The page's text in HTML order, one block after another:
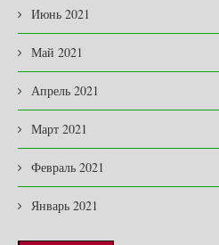
Июнь 2021
Май 2021
Апрель 2021
Март 2021
Февраль 2021
Январь 2021